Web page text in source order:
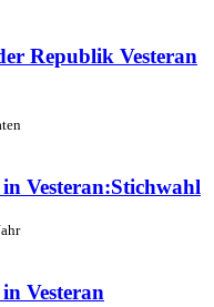
Republik Vesteran
Vesteran:Stichwahl
Vesteran